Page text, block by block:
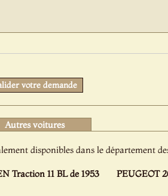
votre demande
Autres voitures
disponibles dans le département
Traction 11 BL de 1953 PEUGEOT